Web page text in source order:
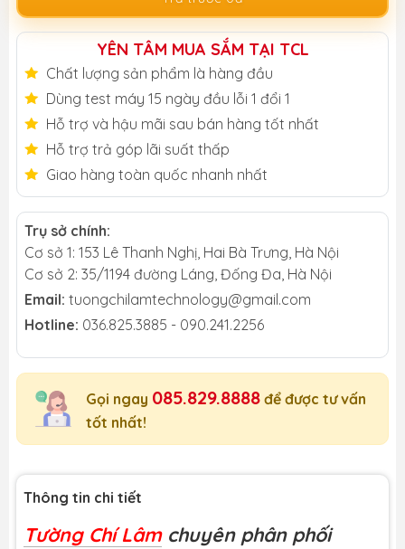
YÊN TÂM MUA SẮM TẠI TCL
Chất lượng sản phẩm là hàng đầu
Dùng test máy 15 ngày đầu lỗi 1 đổi 1
Hỗ trợ và hậu mãi sau bán hàng tốt nhất
Hỗ trợ trả góp lãi suất thấp
Giao hàng toàn quốc nhanh nhất
Trụ sở chính:
Cơ sở 1: 153 Lê Thanh Nghị, Hai Bà Trưng, Hà Nội
Cơ sở 2: 35/1194 đường Láng, Đống Đa, Hà Nội
Email: tuongchilamtechnology@gmail.com
Hotline: 036.825.3885 - 090.241.2256
Gọi ngay 085.829.8888 để được tư vấn
tốt nhất!
Thông tin chi tiết
Tường Chí Lâm chuyên phân phối